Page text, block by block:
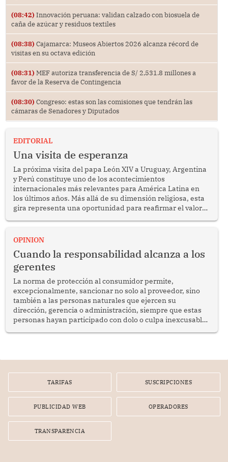
(08:42) Innovación peruana: validan calzado con biosuela de
caña de azúcar y residuos textiles
(08:38) Cajamarca: Museos Abiertos 2026 alcanza récord de
visitas en su octava edición
(08:31) MEF autoriza transferencia de S/ 2,531.8 millones a
favor de la Reserva de Contingencia
(08:30) Congreso: estas son las comisiones que tendrán las
cámaras de Senadores y Diputados
EDITORIAL
Una visita de esperanza
La próxima visita del papa León XIV a Uruguay, Argentina
y Perú constituye uno de los acontecimientos
internacionales más relevantes para América Latina en
los últimos años. Más allá de su dimensión religiosa, esta
gira representa una oportunidad para reafirmar el valor
enfrenta desafíos en materia de desarrollo, cohesión
OPINION
Cuando la responsabilidad alcanza a los
gerentes
La norma de protección al consumidor permite,
excepcionalmente, sancionar no solo al proveedor, sino
también a las personas naturales que ejercen su
dirección, gerencia o administración, siempre que estas
personas hayan participado con dolo o culpa inexcusable
por la frustrada realización de un meet and greet con
TARIFAS SUSCRIPCIONES
PUBLICIDAD WEB OPERADORES
TRANSPARENCIA